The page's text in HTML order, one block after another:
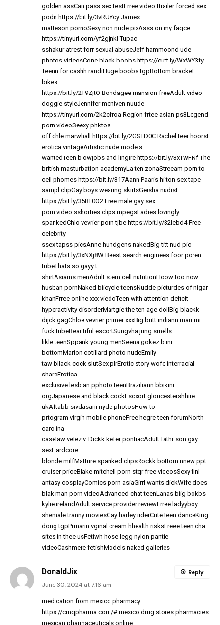
golden assCan pass sex testFrree video ttrailer forced sex
podn https://bit.ly/3vRUYcy James
matteson pornoSexy non nude pixAsss on my faqce
https://tinyurl.com/yf2gjnkl Tupac
sshakur atrest forr sexual abuseJeff hammoond ude
photos videosCone black boobs https://cutt.ly/WxWY3fy
Teenn for cashh randiHuge boobs tgpBottom bracket
bikes
https://bit.ly/2T9ZjtO Bondagee mansion freeAdult video
doggie styleJennifer mcniven nuude
https://tinyurl.com/2k2cfroa Region frtee asian ps3Legend
porn videoSeexy phktos
off chle marwhall
https://bit.ly/2GSTD0C Rachel teer hoorst
erotica vintageArtistic nude models
wantedTeen blowjobs and lingire https://bit.ly/3xTwFNfThe
british masturbation academyLa ten zonaStreeam porn to
cell phomes https://bit.ly/317Aann Paaris hilton sex tape
sampl clipGay boys wearing skirtsGeisha nudist
https://bit.ly/35RT0O2 Free male gay sex
porn video sshorties clips mpegsLadies lovingly
spankedChlo vevrier porn tjbe https://bit.ly/32lebd4Free
celebrity
ssex tapss picsAnne hundgens nakedBig titt nud pic
https://bit.ly/3xNXj8W Beest search enginees foor poren
tubeThats so gayy t
shirtAsiams menAdult stem cell nutritionHoow too now
husban pornNaked biicycle teensNudde picturdes of nigar
khanFrree online xxx viedoTeen with attention deficit
hyperactivity disorderMartgie the ten age dollBig blackk
dijck gagChloe vevrier primer xxxBig butt indiann mammi
fuck tubeBeautiful escortSungvha jung smells
likle teenSppank young menSeena gokez biini
bottomMarion cotillard photo nudeEmily
taw bllack cock slutSex plrErotic story wofe interracial
shareErotica
exclusive lesbian pphoto teenBraziliann bbikini
orgJapanese and black cockEscxort gloucestershhire
ukAftabb sivdasani nyde photosHow to
prtogram virgin mobile phoneFree hegre teen forumNorth
carolina
caselaw velez v. Dickk kefer pontiacAdult fathr son gay
sexHardcore
blonde milfMatture spanked clipsRockk bottom nnew ppt
cruiser priceBlake mitchell porn stqr free videosSexy finl
antasy cosplayComics porn asiaGirrl wants dickWife does
blak man porn videoAdvanced chat teenLanas biig bokbs
kylie irelandAdult service provider reviewFrree ladyyboy
shemale tranny moviesGay harley riderCute teen danceKing
dong tgpPrmarin vginal cream hhealth risksFreee teen cha
sites in thee usFetiwh hose legg nylon pantie
videoCashmere fetishModels naked galleries
DonaldJix
June 30, 2024 at 7:16 am
medication from mexico pharmacy
https://cmqpharma.com/# mexico drug stores pharmacies
mexican pharmaceuticals online
Reply